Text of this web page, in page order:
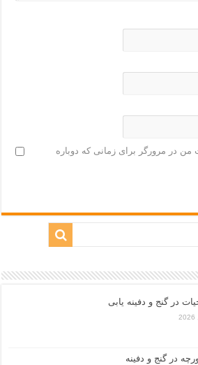
من در مرورگر برای زمانی که دوباره
در گنج و دفینه یابی
در گنج و دفینه